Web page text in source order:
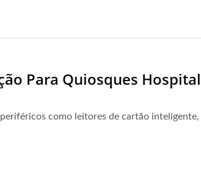
Para Quiosques
como leitores de cartão